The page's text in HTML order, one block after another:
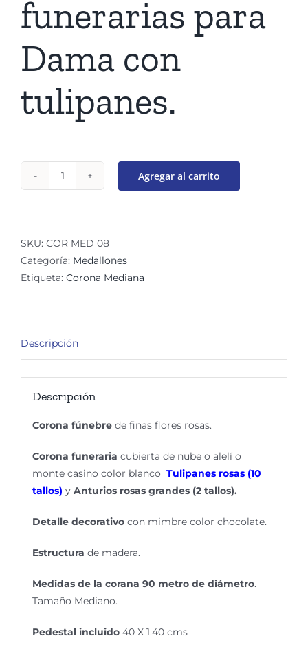
funerarias para
Dama con
tulipanes.
Corona
Agregar al carrito
SKU: COR MED 08
Categoría: Medallones
Etiqueta: Corona Mediana
Descripción
Descripción
Corona fúnebre de finas flores rosas.
Corona funeraria cubierta de nube o alelí o
monte casino color blanco Tulipanes rosas (10
tallos) y Anturios rosas grandes (2 tallos).
Detalle decorativocon mimbre color chocolate.
Estructura de madera.
Medidas de la corana 90 metro de diámetro.
Tamaño Mediano.
Pedestal incluido 40 X 1.40 cms